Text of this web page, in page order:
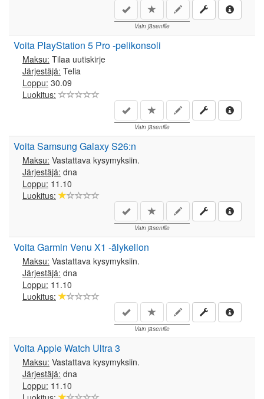
Vain jäsenille
Voita PlayStation 5 Pro -pelikonsoli
Maksu: Tilaa uutiskirje
Järjestäjä: Telia
Loppu: 30.09
Luokitus:
Vain jäsenille
Voita Samsung Galaxy S26:n
Maksu: Vastattava kysymyksiin.
Järjestäjä: dna
Loppu: 11.10
Luokitus:
Vain jäsenille
Voita Garmin Venu X1 -älykellon
Maksu: Vastattava kysymyksiin.
Järjestäjä: dna
Loppu: 11.10
Luokitus:
Vain jäsenille
Voita Apple Watch Ultra 3
Maksu: Vastattava kysymyksiin.
Järjestäjä: dna
Loppu: 11.10